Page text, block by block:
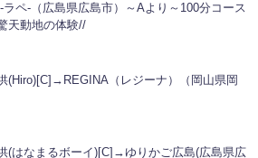
ラペ-（広島県広島市）～Aより～100分コース
天動地の体験//
(Hiro)[C]→REGINA（レジーナ）（岡山県岡
(はなまるボーイ)[C]→ゆりかご広島(広島県広